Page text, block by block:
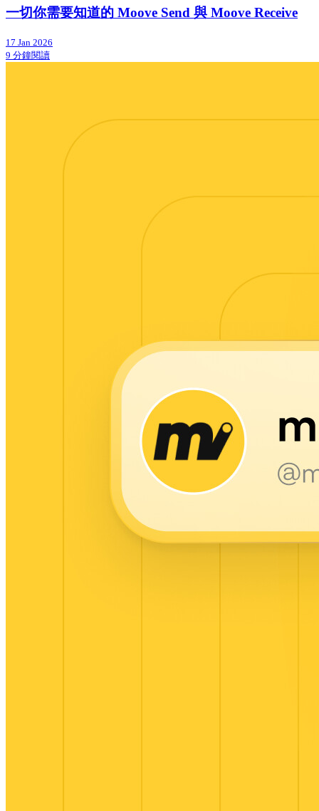
一切你需要知道的 Moove Send 與 Moove Receive
17 Jan 2026
9 分鐘閱讀